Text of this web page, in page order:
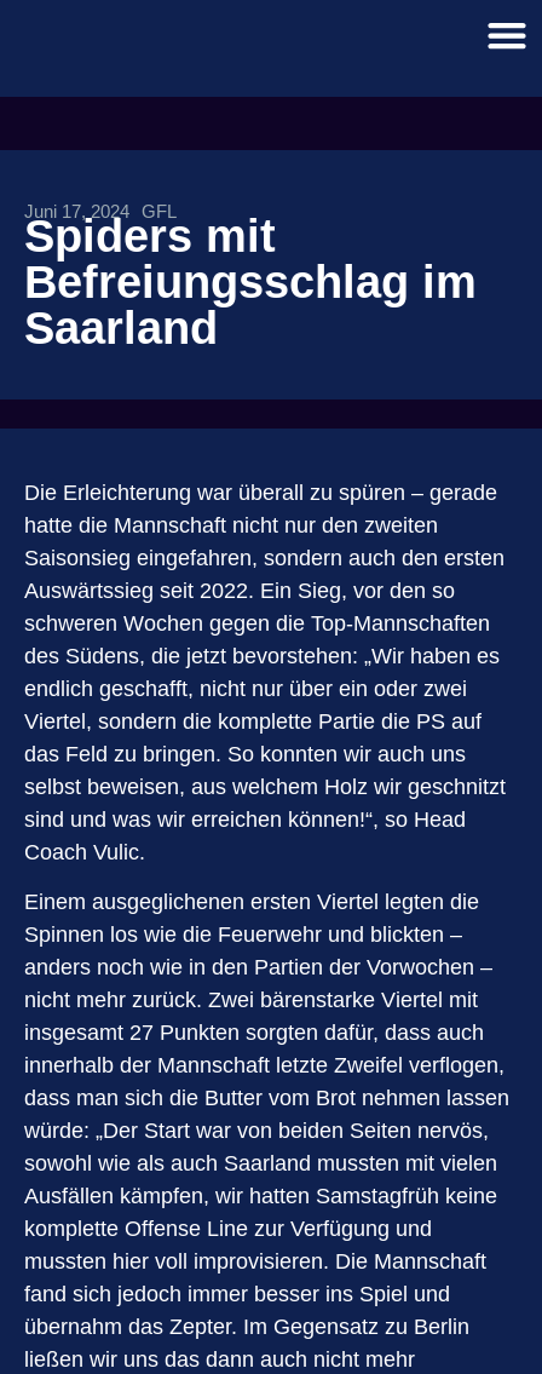
Juni 17, 2024 GFL
Spiders mit
Befreiungsschlag im
Saarland
Die Erleichterung war überall zu spüren – gerade
hatte die Mannschaft nicht nur den zweiten
Saisonsieg eingefahren, sondern auch den ersten
Auswärtssieg seit 2022. Ein Sieg, vor den so
schweren Wochen gegen die Top-Mannschaften
des Südens, die jetzt bevorstehen: „Wir haben es
endlich geschafft, nicht nur über ein oder zwei
Viertel, sondern die komplette Partie die PS auf
das Feld zu bringen. So konnten wir auch uns
selbst beweisen, aus welchem Holz wir geschnitzt
sind und was wir erreichen können!“, so Head
Coach Vulic.
Einem ausgeglichenen ersten Viertel legten die
Spinnen los wie die Feuerwehr und blickten –
anders noch wie in den Partien der Vorwochen –
nicht mehr zurück. Zwei bärenstarke Viertel mit
insgesamt 27 Punkten sorgten dafür, dass auch
innerhalb der Mannschaft letzte Zweifel verflogen,
dass man sich die Butter vom Brot nehmen lassen
würde: „Der Start war von beiden Seiten nervös,
sowohl wie als auch Saarland mussten mit vielen
Ausfällen kämpfen, wir hatten Samstagfrüh keine
komplette Offense Line zur Verfügung und
mussten hier voll improvisieren. Die Mannschaft
fand sich jedoch immer besser ins Spiel und
übernahm das Zepter. Im Gegensatz zu Berlin
ließen wir uns das dann auch nicht mehr